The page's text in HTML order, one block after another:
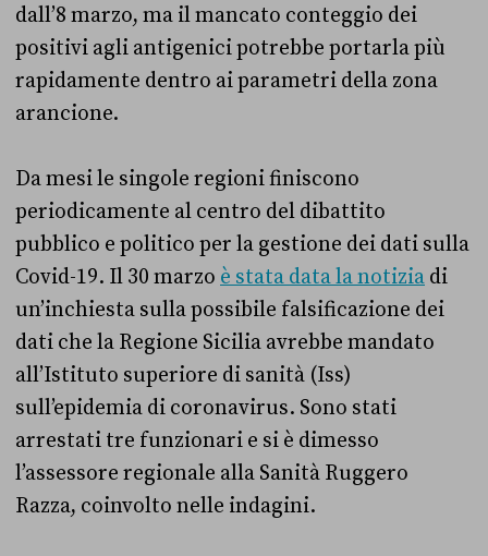
dall’8 marzo, ma il mancato conteggio dei
positivi agli antigenici potrebbe portarla più
rapidamente dentro ai parametri della zona
arancione.
Da mesi le singole regioni finiscono
periodicamente al centro del dibattito
pubblico e politico per la gestione dei dati sulla
Covid-19. Il 30 marzo è stata data la notizia di
un’inchiesta sulla possibile falsificazione dei
dati che la Regione Sicilia avrebbe mandato
all’Istituto superiore di sanità (Iss)
sull’epidemia di coronavirus. Sono stati
arrestati tre funzionari e si è dimesso
l’assessore regionale alla Sanità Ruggero
Razza, coinvolto nelle indagini.